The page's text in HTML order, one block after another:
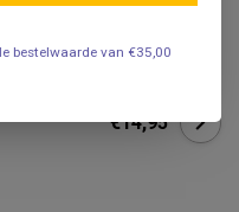
€14,95
bestelwaarde van €35,00